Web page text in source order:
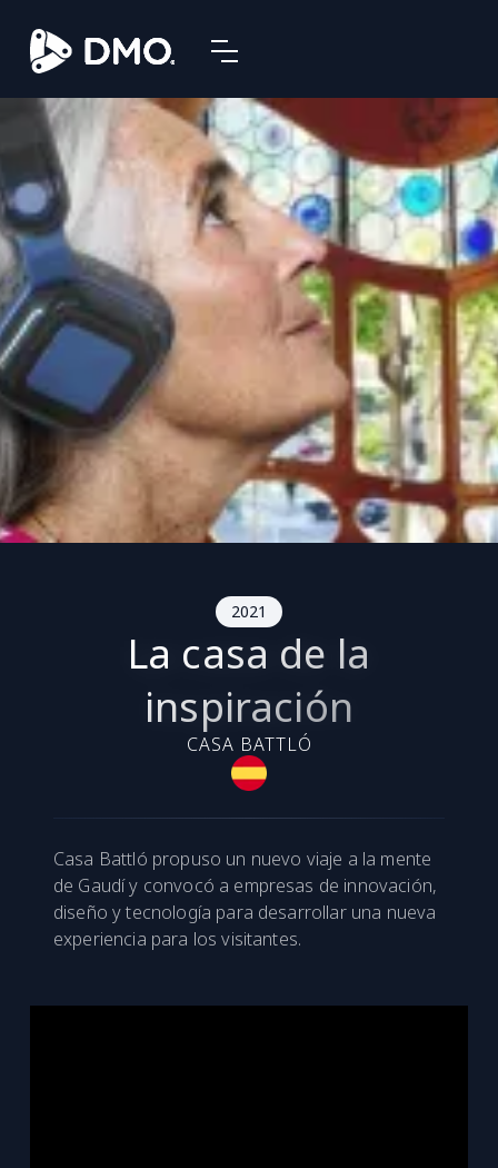
2021
La casa de la
inspiración
CASA BATTLÓ
Casa Battló propuso un nuevo viaje a la mente
de Gaudí y convocó a empresas de innovación,
diseño y tecnología para desarrollar una nueva
experiencia para los visitantes.